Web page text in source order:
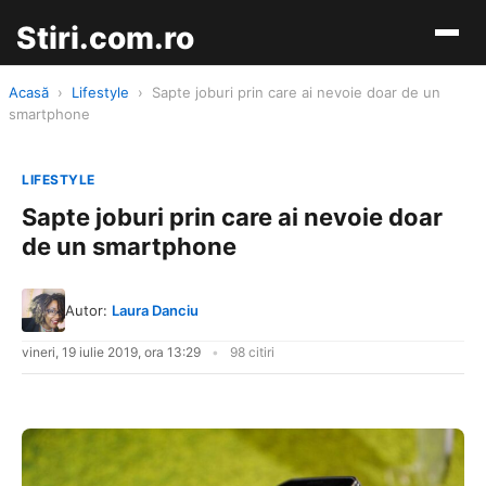
Stiri.com.ro
Acasă › Lifestyle ›
Sapte joburi prin care ai nevoie doar de un
smartphone
LIFESTYLE
Sapte joburi prin care ai nevoie doar
de un smartphone
Autor: Laura Danciu
vineri, 19 iulie 2019, ora 13:29 98 citiri